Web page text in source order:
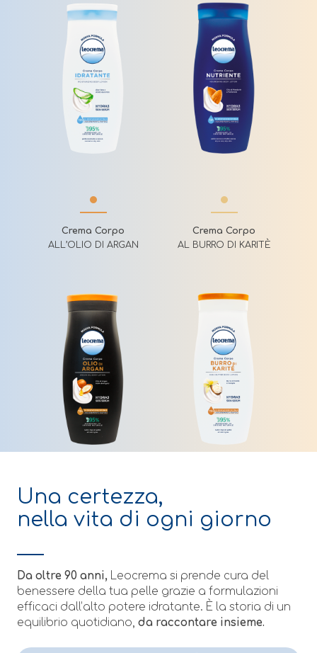
Crema Corpo
ALL’OLIO DI ARGAN
Crema Corpo
AL BURRO DI KARITÈ
Una certezza,
nella vita di ogni giorno
Da oltre 90 anni, Leocrema si prende cura del
benessere della tua pelle grazie a formulazioni
efficaci dall’alto potere idratante. È la storia di un
equilibrio quotidiano, da raccontare insieme.